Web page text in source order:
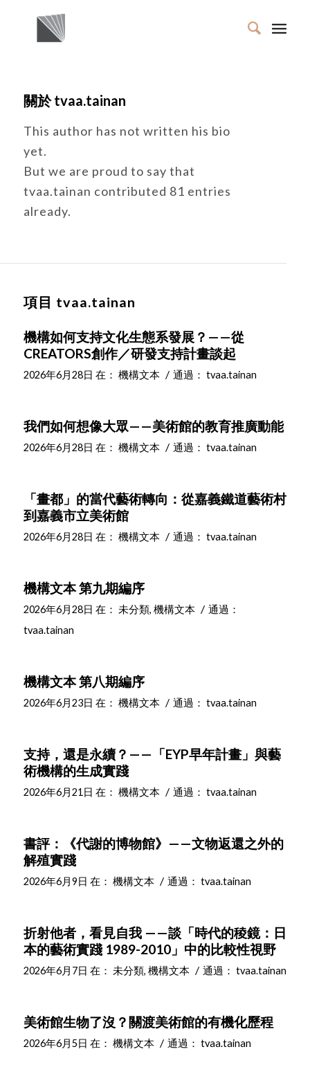
關於tvaa.tainan
This author has not written his bio
yet.
But we are proud to say that
tvaa.tainan contributed 81 entries
already.
項目 tvaa.tainan
機構如何支持文化生態系發展？——從
CREATORS創作／研發支持計畫談起
2026年6月28日 在： 機構文本 / 通過： tvaa.tainan
我們如何想像大眾——美術館的教育推廣動能
2026年6月28日 在： 機構文本 / 通過： tvaa.tainan
「畫都」的當代藝術轉向：從嘉義鐵道藝術村
到嘉義市立美術館
2026年6月28日 在： 機構文本 / 通過： tvaa.tainan
機構文本 第九期編序
2026年6月28日 在： 未分類, 機構文本 / 通過：
tvaa.tainan
機構文本 第八期編序
2026年6月23日 在： 機構文本 / 通過： tvaa.tainan
支持，還是永續？——「EYP早年計畫」與藝
術機構的生成實踐
2026年6月21日 在： 機構文本 / 通過： tvaa.tainan
書評：《代謝的博物館》——文物返還之外的
解殖實踐
2026年6月9日 在： 機構文本 / 通過： tvaa.tainan
折射他者，看見自我 ——談「時代的稜鏡：日
本的藝術實踐 1989-2010」中的比較性視野
2026年6月7日 在： 未分類, 機構文本 / 通過： tvaa.tainan
美術館生物了沒？關渡美術館的有機化歷程
2026年6月5日 在： 機構文本 / 通過： tvaa.tainan